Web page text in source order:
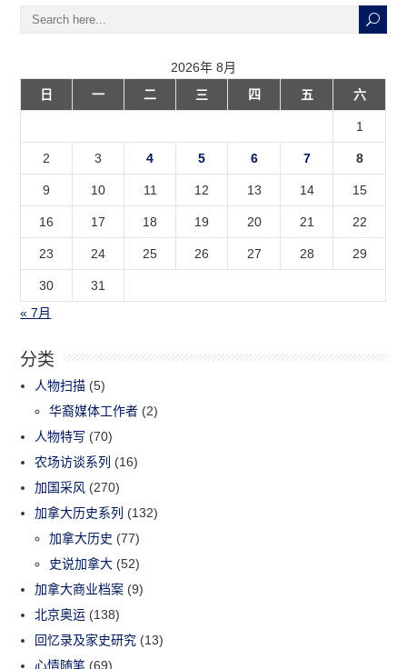
2026年 8月
日
一 二 三 四 五 六
1
2 3 4 5 6 7 8
9 10 11 12 13 14 15
16 17 18 19 20 21 22
23 24 25 26 27 28 29
30
31
« 7月
分类
人物扫描 (5)
华裔媒体工作者 (2)
人物特写 (70)
农场访谈系列 (16)
加国采风 (270)
加拿大历史系列 (132)
加拿大历史 (77)
史说加拿大 (52)
加拿大商业档案 (9)
北京奥运 (138)
回忆录及家史研究 (13)
心情随笔 (69)